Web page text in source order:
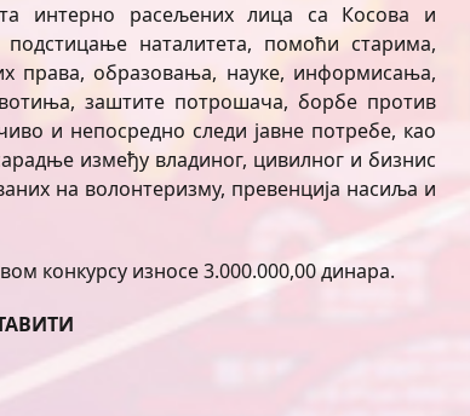
интерно расељених лица са Косова и
наталитета, помоћи старима,
права, образовања, науке, информисања,
заштите потрошача, борбе против
и непосредно следи јавне потребе, као
између владиног, цивилног и бизнис
на волонтеризму, превенција насиља и
конкурсу износе 3.000.000,00 динара.